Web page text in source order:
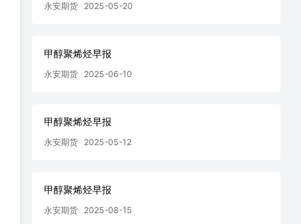
永安期货 2025-05-20
甲醇聚烯烃早报
永安期货 2025-06-10
甲醇聚烯烃早报
永安期货 2025-05-12
甲醇聚烯烃早报
永安期货 2025-08-15